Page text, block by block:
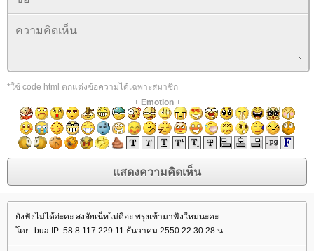
*ใช้ code html ตกแต่งข้อความได้เฉพาะสมาชิก
+ Emotion+
ังฟังไม่ได้อ่ะคะ สงสัยเน็ทไม่ดีอ่ะ พรุ่งเข้ามาฟังใหม่นะคะ
ดย: bua IP: 58.8.117.229 11 ธันวาคม 2550 22:30:28 น.